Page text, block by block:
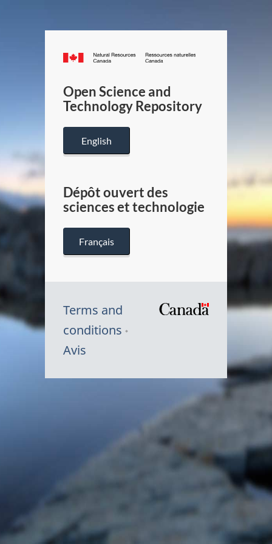
Canada.ca
/
Canada
Open Science and
Technology Repository
English
Dépôt ouvert des
sciences et technologie
Français
Terms and
conditions
Avis
du